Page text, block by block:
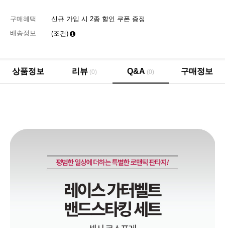
구매혜택
신규 가입 시 2종 할인 쿠폰 증정
배송정보
(조건)
상품정보 리뷰 (0) Q&A (0) 구매정보